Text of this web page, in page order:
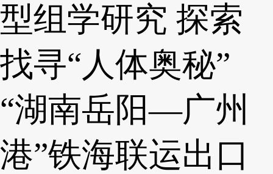
型组学研究 探索
找寻“人体奥秘”
“湖南岳阳—广州
港”铁海联运出口